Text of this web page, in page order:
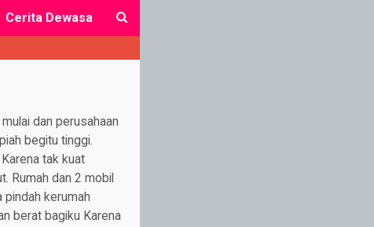
Cerita Dewasa
dan perusahaan
begitu tinggi.
tak kuat
Rumah dan 2 mobil
pindah kerumah
berat bagiku Karena